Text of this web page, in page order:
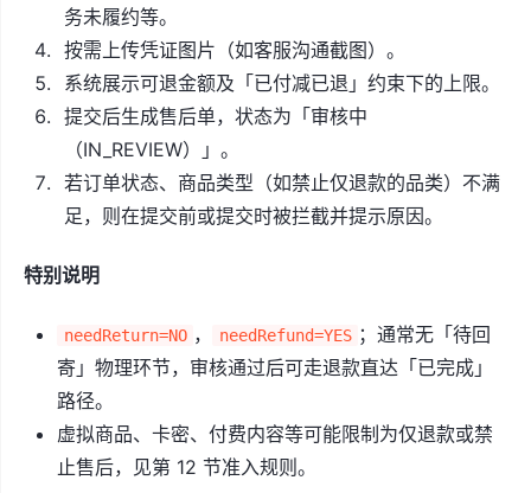
务未履约等。
按需上传凭证图片（如客服沟通截图）。
系统展示可退金额及「已付减已退」约束下的上限。
提交后生成售后单，状态为「审核中
（IN_REVIEW）」。
若订单状态、商品类型（如禁止仅退款的品类）不满
足，则在提交前或提交时被拦截并提示原因。
特别说明
needReturn=NO ， needRefund=YES ；通常无「待回
寄」物理环节，审核通过后可走退款直达「已完成」
路径。
虚拟商品、卡密、付费内容等可能限制为仅退款或禁
止售后，见第 12 节准入规则。